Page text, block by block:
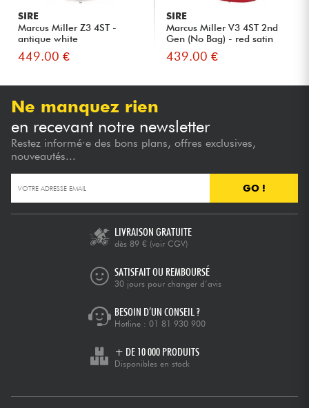
SIRE
Marcus Miller Z3 4ST -
antique white
449.00 €
SIRE
Marcus Miller V3 4ST 2nd
Gen (No Bag) - red satin
439.00 €
Ne manquez rien
en recevant notre newsletter
Restez informé·e des bons plans, offres exclusives,
nouveautés...
GO !
LIVRAISON GRATUITE
dès 89 € (voir CGV)
SATISFAIT OU REMBOURSÉ
30 jours pour changer d’avis
BESOIN D’UN CONSEIL ?
Hotline : 01 81 930 900
+ DE 10 000 PRODUITS
Disponibles en stock